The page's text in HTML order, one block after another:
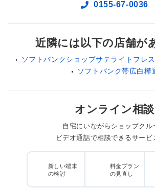
0155-67-0036
近隣には以下の店舗が
ソフトバンクショップサテライトフレ
ソフトバンク帯広白樺
オンライン相談
自宅にいながらショップクル
ビデオ通話で相談できるサービ
新しい端末
の検討
料金プラン
の見直し